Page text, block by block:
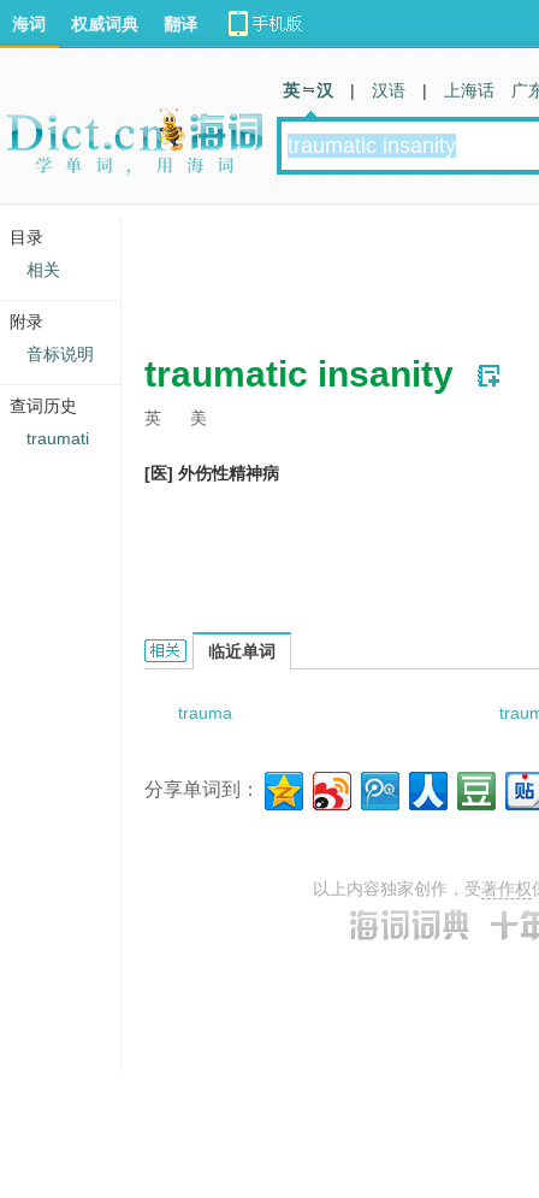
traumatic insanity
英 美
[医] 外伤性精神病
traumatic insanity的相关资料：
临近单词
trauma
分享单词到：
以上内容独家创作，受著作权
海词 权威词典 翻译
英 汉 | 汉语 | 上海话 广
目录
相关
附录
音标说明
查词历史
traumati